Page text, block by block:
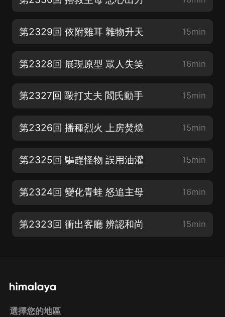
第2329回 依附雞耳 雜物升天 15min
第2328回 展現原型 眾人失笑 16min
第2327回 毆打丈夫 閻氏動手 15min
第2326回 播種烈火 上房焚燒 15min
第2325回 驅趕怪物 誤用油灌 15min
第2324回 變化青蛙 怒追主母 16min
第2323回 衝出客廳 辨認和尚 15min
選擇您的地區